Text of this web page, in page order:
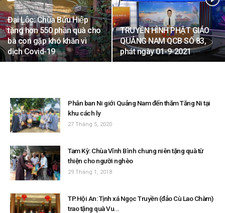
Đại Lộc: Chùa Bửu Hiệp
tặng hơn 550 phần quà cho
bà con gặp khó khăn vì
dịch Covid-19
TRUYỀN HÌNH PHẬT GIÁO
QUẢNG NAM QCB SỐ 83,
phát ngày 01-9-2021
Phân ban Ni giới Quảng Nam đến thăm Tăng Ni tại
khu cách ly
27 Tháng 5, 2020
Tam Kỳ: Chùa Vĩnh Bình chung niên tặng quà từ
thiện cho người nghèo
29 Tháng 1, 2018
TP.Hội An: Tịnh xá Ngọc Truyền (đảo Cù Lao Chàm)
trao tặng quà Vu...